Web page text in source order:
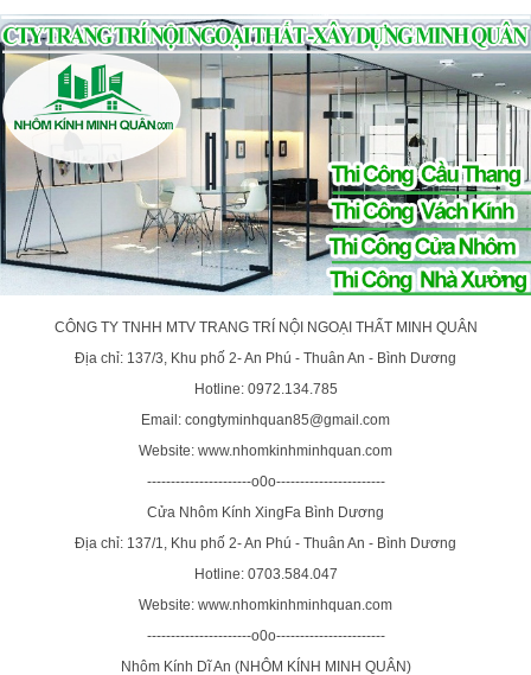
CÔNG TY TNHH MTV TRANG TRÍ NỘI NGOẠI THẤT MINH QUÂN
Địa chỉ: 137/3, Khu phố 2- An Phú - Thuân An - Bình Dương
Hotline: 0972.134.785
Email: congtyminhquan85@gmail.com
Website: www.nhomkinhminhquan.com
----------------------o0o-----------------------
Cửa Nhôm Kính XingFa Bình Dương
Địa chỉ: 137/1, Khu phố 2- An Phú - Thuân An - Bình Dương
Hotline: 0703.584.047
Website: www.nhomkinhminhquan.com
----------------------o0o-----------------------
Nhôm Kính Dĩ An (NHÔM KÍNH MINH QUÂN)